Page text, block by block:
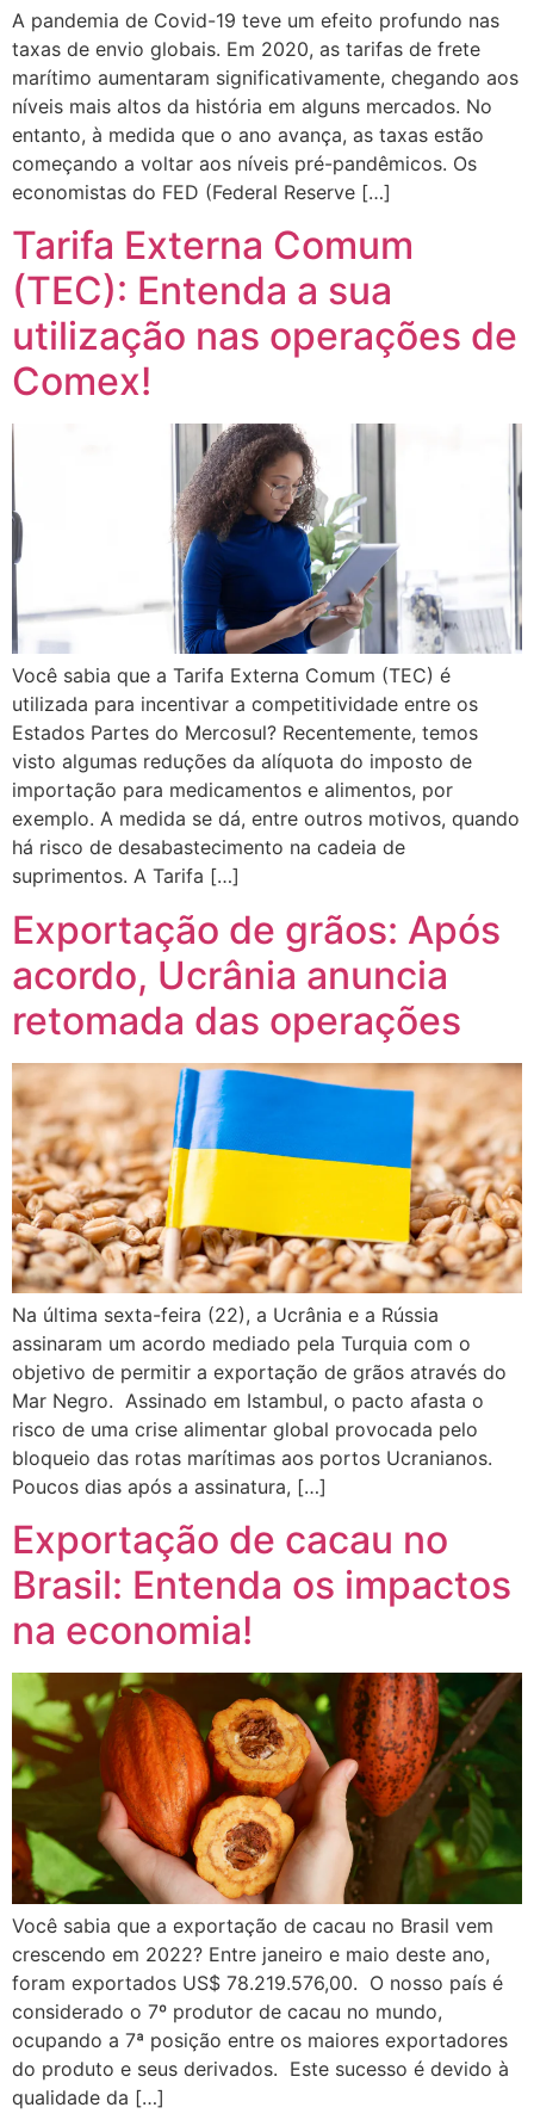
A pandemia de Covid-19 teve um efeito profundo nas
taxas de envio globais. Em 2020, as tarifas de frete
marítimo aumentaram significativamente, chegando aos
níveis mais altos da história em alguns mercados. No
entanto, à medida que o ano avança, as taxas estão
começando a voltar aos níveis pré-pandêmicos. Os
economistas do FED (Federal Reserve […]
Tarifa Externa Comum
(TEC): Entenda a sua
utilização nas operações de
Comex!
Você sabia que a Tarifa Externa Comum (TEC) é
utilizada para incentivar a competitividade entre os
Estados Partes do Mercosul? Recentemente, temos
visto algumas reduções da alíquota do imposto de
importação para medicamentos e alimentos, por
exemplo. A medida se dá, entre outros motivos, quando
há risco de desabastecimento na cadeia de
suprimentos. A Tarifa […]
Exportação de grãos: Após
acordo, Ucrânia anuncia
retomada das operações
Na última sexta-feira (22), a Ucrânia e a Rússia
assinaram um acordo mediado pela Turquia com o
objetivo de permitir a exportação de grãos através do
Mar Negro. Assinado em Istambul, o pacto afasta o
risco de uma crise alimentar global provocada pelo
bloqueio das rotas marítimas aos portos Ucranianos.
Poucos dias após a assinatura, […]
Exportação de cacau no
Brasil: Entenda os impactos
na economia!
Você sabia que a exportação de cacau no Brasil vem
crescendo em 2022? Entre janeiro e maio deste ano,
foram exportados US$ 78.219.576,00. O nosso país é
considerado o 7º produtor de cacau no mundo,
ocupando a 7ª posição entre os maiores exportadores
do produto e seus derivados. Este sucesso é devido à
qualidade da […]